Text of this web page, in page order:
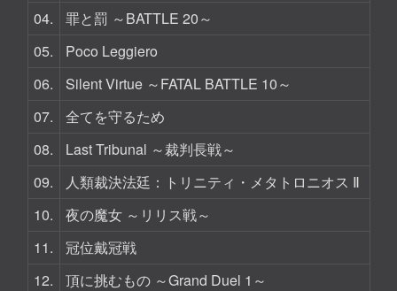
04.
罪と罰 ～BATTLE 20～
05.
Poco Leggiero
06.
Silent Virtue ～FATAL BATTLE 10～
07.
全てを守るため
08.
Last Tribunal ～裁判長戦～
09.
人類裁決法廷：トリニティ・メタトロニオス Ⅱ
10.
夜の魔女 ～リリス戦～
11.
冠位戴冠戦
12.
頂に挑むもの ～Grand Duel 1～